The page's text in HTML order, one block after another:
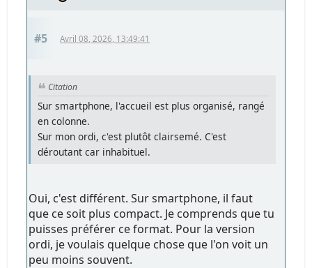
#5 Avril 08, 2026, 13:49:41
Citation
Sur smartphone, l'accueil est plus organisé, rangé
en colonne.
Sur mon ordi, c'est plutôt clairsemé. C'est
déroutant car inhabituel.
Oui, c'est différent. Sur smartphone, il faut
que ce soit plus compact. Je comprends que tu
puisses préférer ce format. Pour la version
ordi, je voulais quelque chose que l'on voit un
peu moins souvent.